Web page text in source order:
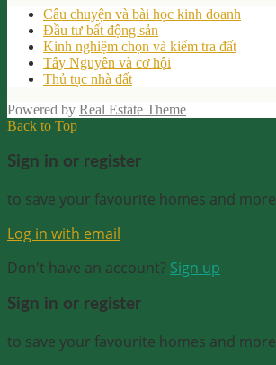
Câu chuyện và bài học kinh doanh
Đầu tư bất động sản
Kinh nghiệm chọn và kiểm tra đất
Tây Nguyên và cơ hội
Thủ tục nhà đất
Powered by Real Estate Theme
Back to Top
Sign in or register
to save your favourite homes and more
Log in with email
Don't have an account? Sign up
Sign in or register
to save your favourite homes and more